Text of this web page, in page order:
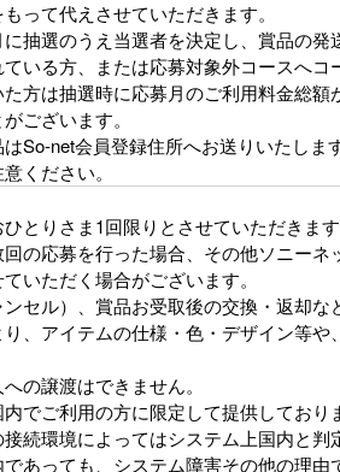
って代えさせていただきます。
抽選のうえ当選者を決定し、賞品の発
いる方、または応募対象外コースへ
方は抽選時に応募月のご利用料金総
ございます。
So-net会員登録住所へお送りいたし
ください。
とりさま1回限りとさせていただきま
の応募を行った場合、その他ソニー
いただく場合がございます。
セル）、賞品お受取後の交換・返却な
り、アイテムの仕様・色・デザイン等
の譲渡はできません。
でご利用の方に限定して提供してお
続環境によってはシステム上国内と
あっても、システム障害その他の理